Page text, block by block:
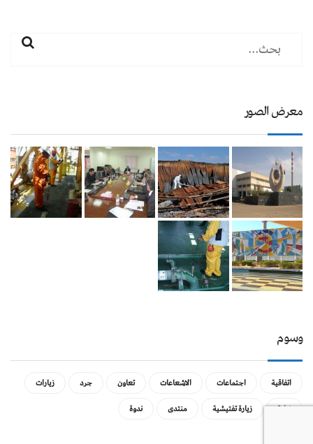
معرض الصور
وسوم
اتفاقية اجتماعات الاشعاعات تعاون جرد
زيارات
زيارة
زيارة تفتيشية منتدى ندوة